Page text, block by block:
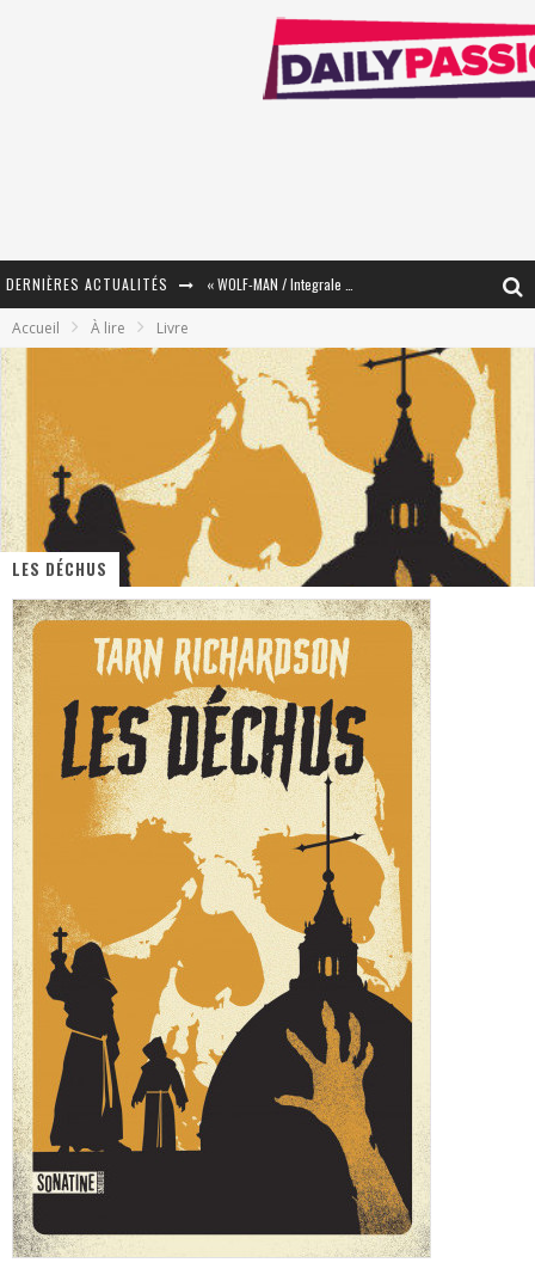
DERNIÈRES ACTUALITÉS
PsyRiver 2026 : la magie revient sur les rives de l’Aar
« Dr Wertham / L’homme qui étudia les tueurs en série » - Un Métier à Risque !
« Le Vent dand les Saules » - Une Belle Histoire !
« Damn Them All » - Un duo de Choc !
Yoshi and the mysterious book
Accueil À lire Livre
LES DÉCHUS